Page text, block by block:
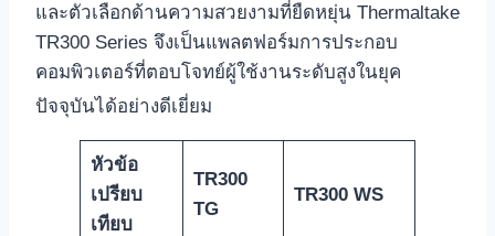
และตัวเลือกด้านความสวยงามที่ยืดหยุ่น Thermaltake
TR300 Series จึงเป็นแพลตฟอร์มการประกอบ
คอมพิวเตอร์ที่ตอบโจทย์ผู้ใช้งานระดับสูงในยุค
ปัจจุบันได้อย่างดีเยี่ยม
หัวข้อ
เปรียบ
เทียบ
TR300
TG
TR300 WS